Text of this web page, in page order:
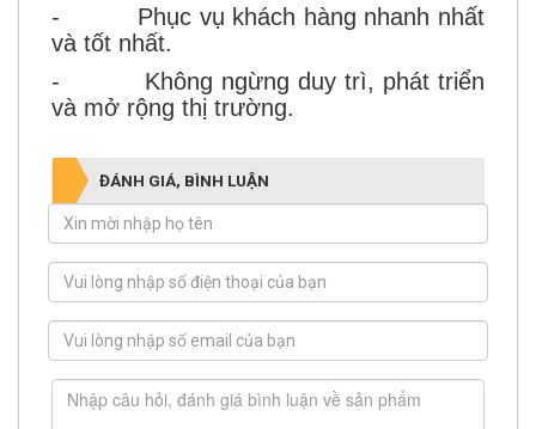
- Phục vụ khách hàng nhanh nhất
và tốt nhất.
- Không ngừng duy trì, phát triển
và mở rộng thị trường.
ĐÁNH GIÁ, BÌNH LUẬN